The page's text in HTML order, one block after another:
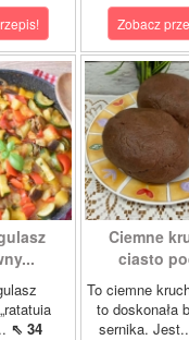
Zobacz
⇖ 34
Ciemne
ciasto
To ciemne
to doskonała
sernika.